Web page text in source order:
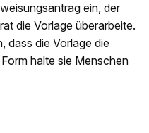
ein, der
die Vorlage überarbeite.
dass die Vorlage die
halte sie Menschen